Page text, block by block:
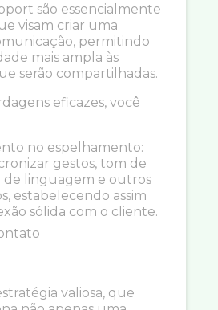
são essencialmente
visam criar uma
permitindo
mais ampla às
serão compartilhadas.
eficazes, você
no espelhamento:
gestos, tom de
de linguagem e outros
estabelecendo assim
sólida com o cliente.
valiosa, que